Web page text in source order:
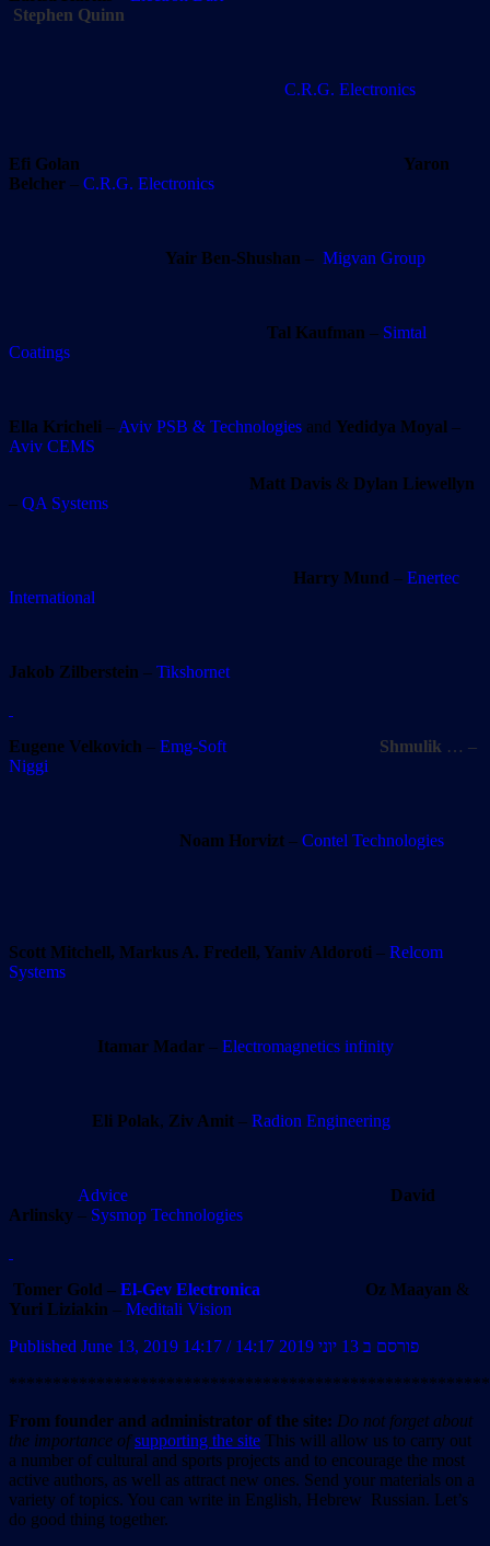
Stephen Quinn
C.R.G. Electronics
Efi Golan
Yaron
Belcher – C.R.G. Electronics
Yair Ben-Shushan – Migvan Group
Tal Kaufman – Simtal
Coatings
Ella Kricheli – Aviv PSB & Technologies and Yedidya Moyal –
Aviv CEMS
Matt Davis & Dylan Liewellyn
– QA Systems
Harry Mund – Enertec
International
Jakob Zilberstein – Tikshornet
Eugene Velkovich – Emg-Soft Shmulik … –
Niggi
Noam Horvizt – Contel Technologies
Scott Mitchell, Markus A. Fredell, Yaniv Aldoroti – Relcom
Systems
Itamar Madar– Electromagnetics infinity
Eli Polak, Ziv Amit– Radion Engineering
Advice
David
Arlinsky – Sysmop Technologies
Tomer Gold – El-Gev Electronica Oz Maayan &
Yuri Liziakin – Meditali Vision
Published June 13, 2019 14:17 / פורסם ב 13 יוני 2019 14:17
From founder and administrator of the site: Do not forget about
the importance ofsupporting the site This will allow us to carry out
a number of cultural and sports projects and to encourage the most
active authors, as well as attract new ones. Send your materials on a
variety of topics. You can write in English, Hebrew Russian. Let’s
do good thing together.